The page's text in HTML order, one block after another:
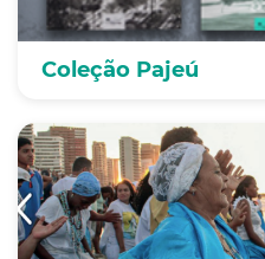
Coleção Pajeú